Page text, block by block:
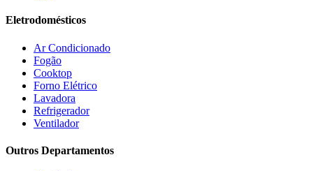
Giga
Gree(3)
Henn
Hisense
Hot Sat
HP
JB BECHARA
Eletrodomésticos
Ar Condicionado
Fogão
Cooktop
Forno Elétrico
Lavadora
Refrigerador
Ventilador
Outros Departamentos